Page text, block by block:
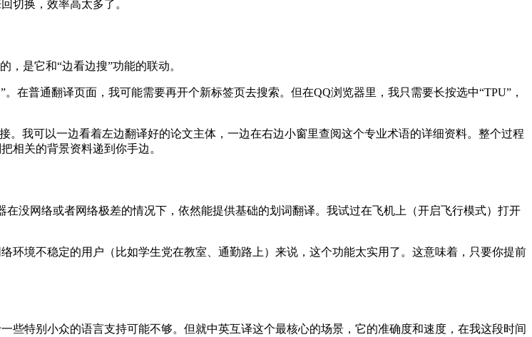
切换，效率高太多了。
是它和“边看边搜”功能的联动。
在普通翻译页面，我可能需要再开个新标签页去搜索。但在QQ浏览器里，我只需要长按选中“TPU”，
。我可以一边看着左边翻译好的论文主体，一边在右边小窗里查阅这个专业术语的详细资料。整个过程
相关的背景资料递到你手边。
在没网络或者网络极差的情况下，依然能提供基础的划词翻译。我试过在飞机上（开启飞行模式）打开
环境不稳定的用户（比如学生党在教室、通勤路上）来说，这个功能太实用了。这意味着，只要你提前
些特别小众的语言支持可能不够。但就中英互译这个最核心的场景，它的准确度和速度，在我这段时间